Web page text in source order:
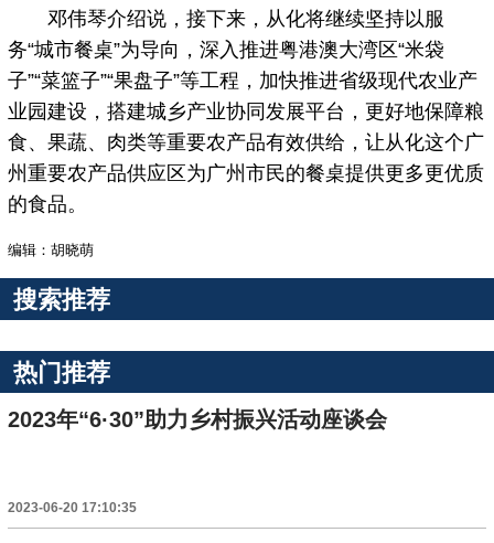
邓伟琴介绍说，接下来，从化将继续坚持以服
务“城市餐桌”为导向，深入推进粤港澳大湾区“米袋
子”“菜篮子”“果盘子”等工程，加快推进省级现代农业产
业园建设，搭建城乡产业协同发展平台，更好地保障粮
食、果蔬、肉类等重要农产品有效供给，让从化这个广
州重要农产品供应区为广州市民的餐桌提供更多更优质
的食品。
编辑：胡晓萌
搜索推荐
热门推荐
2023年“6·30”助力乡村振兴活动座谈会
2023-06-20 17:10:35